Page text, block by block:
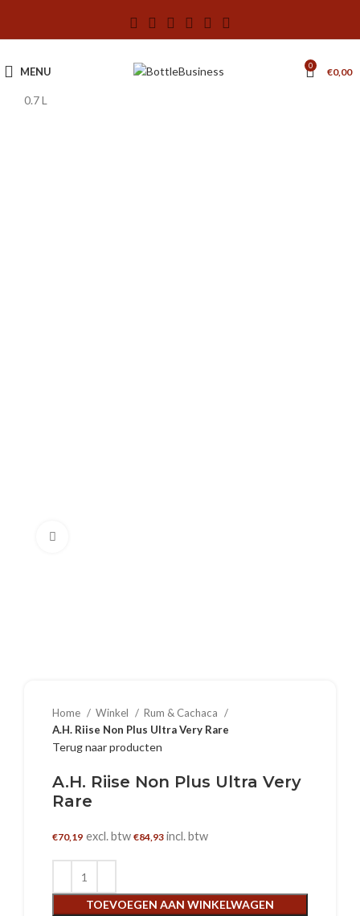
MENU 0 €0,00
0.7 L
Home Winkel
Rum & Cachaca
A.H. Riise Non Plus Ultra Very Rare
Terug naar producten
A.H. Riise Non Plus Ultra Very
Rare
€70,19 excl. btw €84,93 incl. btw
TOEVOEGEN AAN WINKELWAGEN